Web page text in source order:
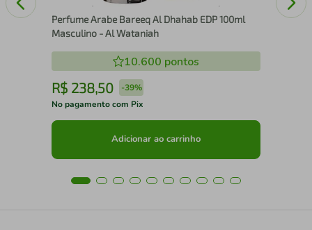
Perfume Arabe Bareeq Al Dhahab EDP 100ml
Masculino - Al Wataniah
10.600 pontos
R$ 238,50 -39%
No pagamento com Pix
Adicionar ao carrinho